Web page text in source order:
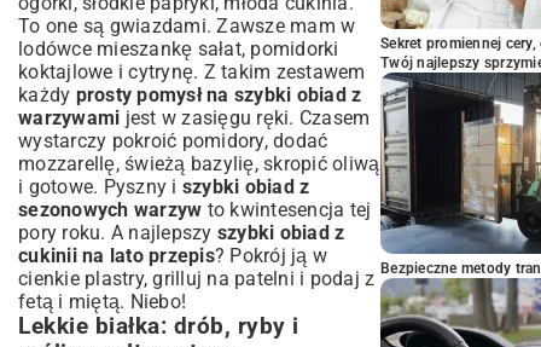
To one są gwiazdami. Zawsze mam w
lodówce mieszankę sałat, pomidorki
koktajlowe i cytrynę. Z takim zestawem
każdy prosty pomysł na szybki obiad z
warzywami jest w zasięgu ręki. Czasem
wystarczy pokroić pomidory, dodać
mozzarellę, świeżą bazylię, skropić oliwą
i gotowe. Pyszny i szybki obiad z
sezonowych warzyw to kwintesencja tej
pory roku. A najlepszy szybki obiad z
cukinii na lato przepis? Pokrój ją w
cienkie plastry, grilluj na patelni i podaj z
fetą i miętą. Niebo!
Lekkie białka: drób, ryby i
Sekret promiennej
Twój najlepszy
Bezpieczne metody